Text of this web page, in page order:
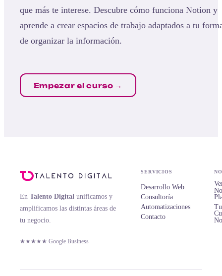
que más te interese. Descubre cómo funciona Notion y
aprende a crear espacios de trabajo adaptados a tu
de organizar la información.
Empezar el curso →
En Talento Digital unificamos y
amplificamos las distintas áreas de
tu negocio.
★★★★★ Google Business
SERVICIOS
Desarrollo Web
Consultoría
Automatizaciones
Contacto